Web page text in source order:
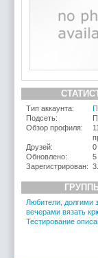
Тип аккаунта:
Подсеть:
Обзор профиля:
Друзей:
0
Обновлено:
5
Зарегистрирован:
Любители, долгими
вечерами вязать
Тестирование